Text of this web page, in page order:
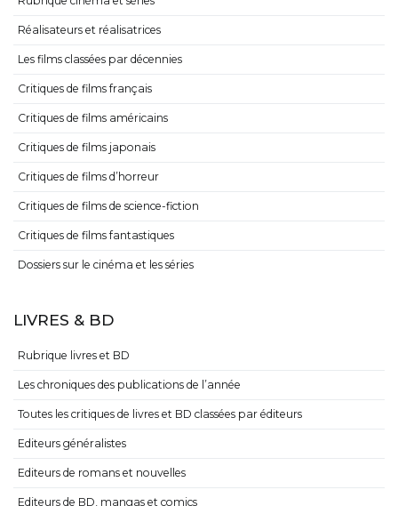
Réalisateurs et réalisatrices
Les films classées par décennies
Critiques de films français
Critiques de films américains
Critiques de films japonais
Critiques de films d’horreur
Critiques de films de science-fiction
Critiques de films fantastiques
Dossiers sur le cinéma et les séries
LIVRES & BD
Rubrique livres et BD
Les chroniques des publications de l’année
Toutes les critiques de livres et BD classées par éditeurs
Editeurs généralistes
Editeurs de romans et nouvelles
Editeurs de BD, mangas et comics